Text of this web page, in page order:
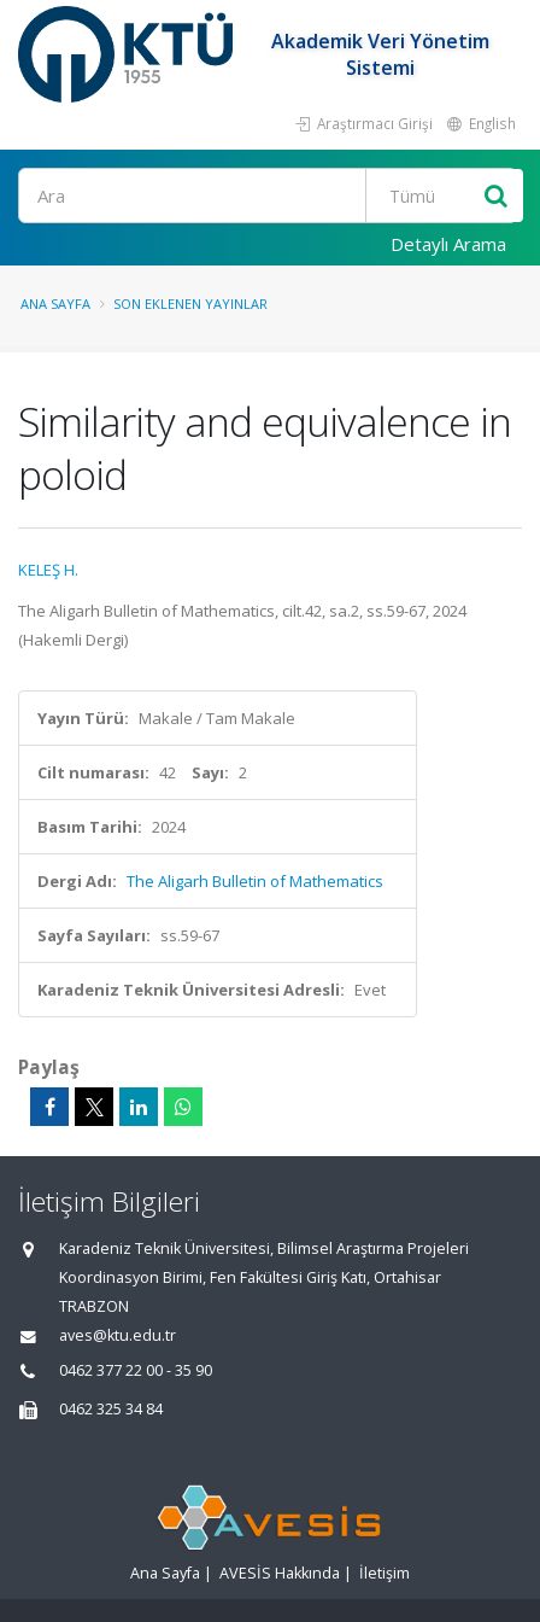
Akademik Veri Yönetim
Sistemi
Araştırmacı Girişi English
Ara
Detaylı Arama
ANA SAYFA SON EKLENEN YAYINLAR
Similarity and equivalence in
poloid
KELEŞ H.
The Aligarh Bulletin of Mathematics, cilt.42, sa.2, ss.59-67, 2024
(Hakemli Dergi)
Yayın Türü: Makale / Tam Makale
Cilt numarası: 42 Sayı: 2
Basım Tarihi: 2024
Dergi Adı: The Aligarh Bulletin of Mathematics
Sayfa Sayıları: ss.59-67
Karadeniz Teknik Üniversitesi Adresli: Evet
Paylaş
İletişim Bilgileri
Karadeniz Teknik Üniversitesi, Bilimsel Araştırma Projeleri
Koordinasyon Birimi, Fen Fakültesi Giriş Katı, Ortahisar
TRABZON
aves@ktu.edu.tr
0462 377 22 00 - 35 90
0462 325 34 84
Ana Sayfa | AVESİS Hakkında | İletişim